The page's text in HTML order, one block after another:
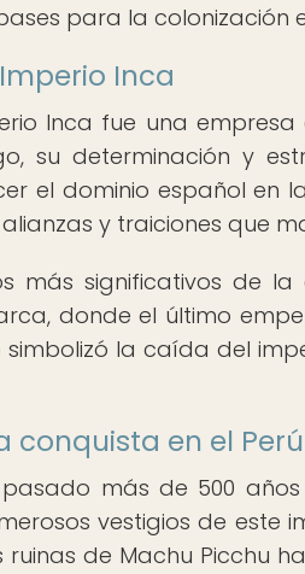
para la colonización
Inca
Inca fue una
su determinación y
el dominio español en
y traiciones que
más significativos de
donde el último
simbolizó la caída del
conquista en el
más de 500
vestigios de este
ruinas de Machu Picchu